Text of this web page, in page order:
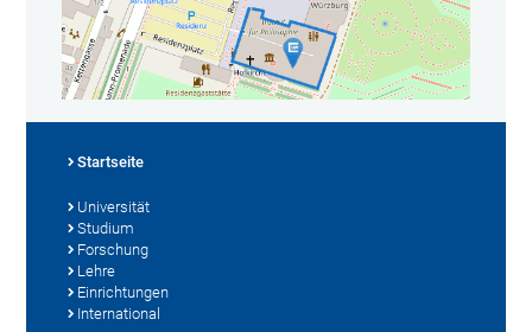
Startseite
Universität
Studium
Forschung
Lehre
Einrichtungen
International